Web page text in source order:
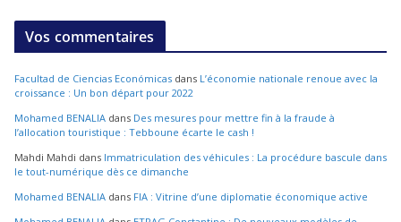
Vos commentaires
Facultad de Ciencias Económicas dans L’économie nationale renoue avec la
croissance : Un bon départ pour 2022
Mohamed BENALIA dans Des mesures pour mettre fin à la fraude à
l’allocation touristique : Tebboune écarte le cash !
Mahdi Mahdi dans Immatriculation des véhicules : La procédure bascule dans
le tout-numérique dès ce dimanche
Mohamed BENALIA dans FIA : Vitrine d’une diplomatie économique active